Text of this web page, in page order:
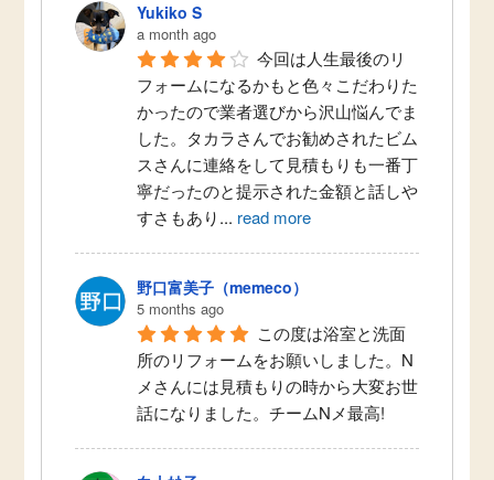
Yukiko S
a month ago
今回は人生最後のリ
フォームになるかもと色々こだわりた
かったので業者選びから沢山悩んでま
した。タカラさんでお勧めされたビム
スさんに連絡をして見積もりも一番丁
寧だったのと提示された金額と話しや
すさもあり... read more
野口富美子（memeco）
5 months ago
この度は浴室と洗面
所のリフォームをお願いしました。N
メさんには見積もりの時から大変お世
話になりました。チームNメ最高!